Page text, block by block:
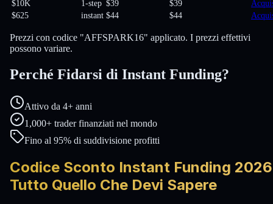
$10K
1-step $39 $39
$625
instant $44 $44
Prezzi con codice "AFFSPARK16" applicato. I prezzi effettivi
possono variare.
Perché Fidarsi di Instant Funding?
Attivo da 4+ anni
1,000+ trader finanziati nel mondo
Fino al 95% di suddivisione profitti
Codice Sconto Instant Funding
Tutto Quello Che Devi Sapere